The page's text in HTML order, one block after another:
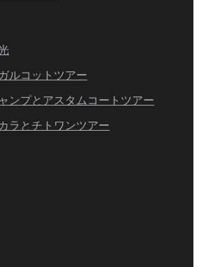
ルコットツアー
ンプとアスタムコートツアー
ラとチトワンツアー